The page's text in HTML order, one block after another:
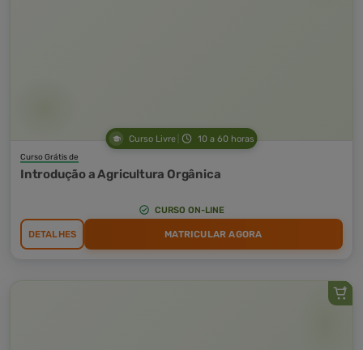
Curso Livre 10 a 60 horas
Curso Grátis de
Introdução a Agricultura Orgânica
CURSO ON-LINE
DETALHES MATRICULAR AGORA